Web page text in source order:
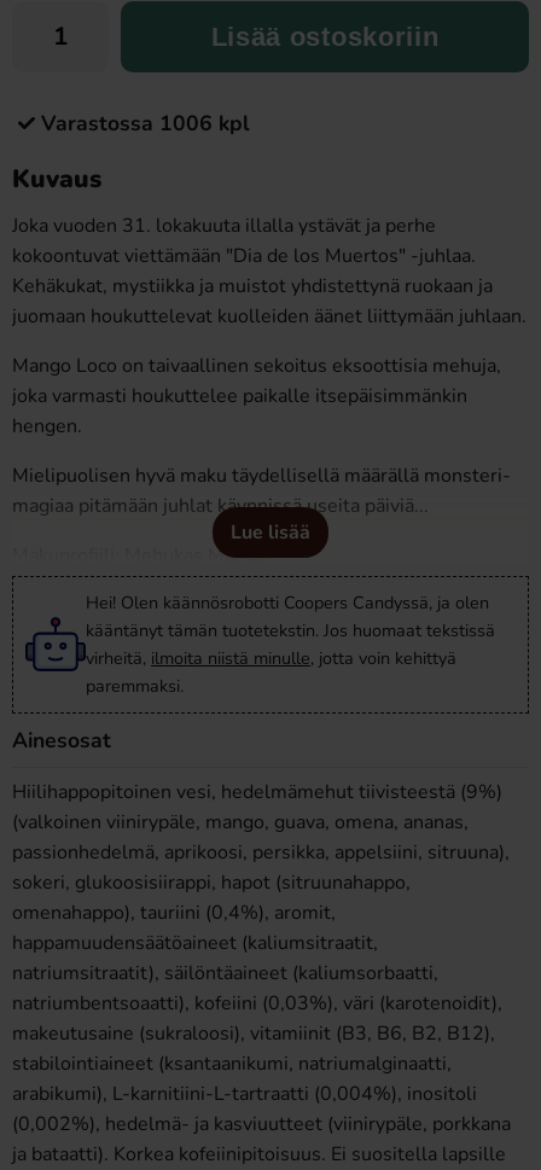
Lisää ostoskoriin
Varastossa 1006 kpl
Kuvaus
Joka vuoden 31. lokakuuta illalla ystävät ja perhe
kokoontuvat viettämään "Dia de los Muertos" -juhlaa.
Kehäkukat, mystiikka ja muistot yhdistettynä ruokaan ja
juomaan houkuttelevat kuolleiden äänet liittymään juhlaan.
Mango Loco on taivaallinen sekoitus eksoottisia mehuja,
joka varmasti houkuttelee paikalle itsepäisimmänkin
hengen.
Mielipuolisen hyvä maku täydellisellä määrällä monsteri-
magiaa pitämään juhlat käynnissä useita päiviä...
Makuprofiili: Mehukas Mango
Lue lisää
Hei! Olen käännösrobotti Coopers Candyssä, ja olen
kääntänyt tämän tuotetekstin. Jos huomaat tekstissä
virheitä, ilmoita niistä minulle, jotta voin kehittyä
paremmaksi.
Ainesosat
Hiilihappopitoinen vesi, hedelmämehut tiivisteestä (9%)
(valkoinen viinirypäle, mango, guava, omena, ananas,
passionhedelmä, aprikoosi, persikka, appelsiini, sitruuna),
sokeri, glukoosisiirappi, hapot (sitruunahappo,
omenahappo), tauriini (0,4%), aromit,
happamuudensäätöaineet (kaliumsitraatit,
natriumsitraatit), säilöntäaineet (kaliumsorbaatti,
natriumbentsoaatti), kofeiini (0,03%), väri (karotenoidit),
makeutusaine (sukraloosi), vitamiinit (B3, B6, B2, B12),
stabilointiaineet (ksantaanikumi, natriumalginaatti,
arabikumi), L-karnitiini-L-tartraatti (0,004%), inositoli
(0,002%), hedelmä- ja kasviuutteet (viinirypäle, porkkana
ja bataatti). Korkea kofeiinipitoisuus. Ei suositella lapsille